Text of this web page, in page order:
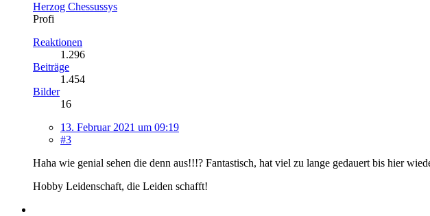
Herzog Chessussys
Profi
Reaktionen
1.296
Beiträge
1.454
Bilder
16
13. Februar 2021 um 09:19
#3
Haha wie genial sehen die denn aus!!!? Fantastisch, hat viel zu lange gedauert bis hier
Hobby Leidenschaft, die Leiden schafft!